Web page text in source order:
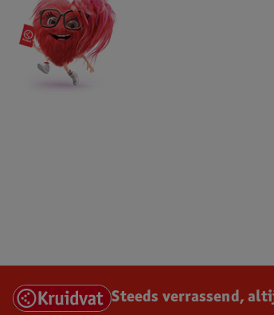
Steeds verrassend,